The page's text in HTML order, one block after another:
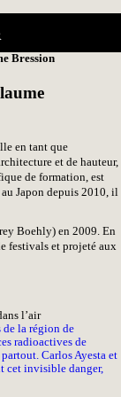
Bression
en tant que
et de hauteur,
de formation, est
Japon depuis 2010, il
Boehly) en 2009. En
festivals et projeté aux
l’air
de la région de
radioactives de
Carlos Ayesta et
cet invisible danger,